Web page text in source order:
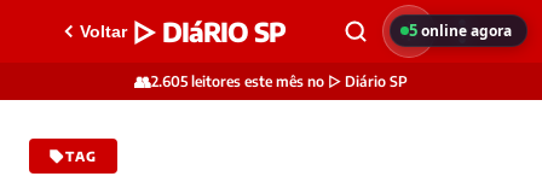
Voltar ▷ DIáRIO SP
👥2.605 leitores este mês no ▷ Diário SP
TAG
5online agora